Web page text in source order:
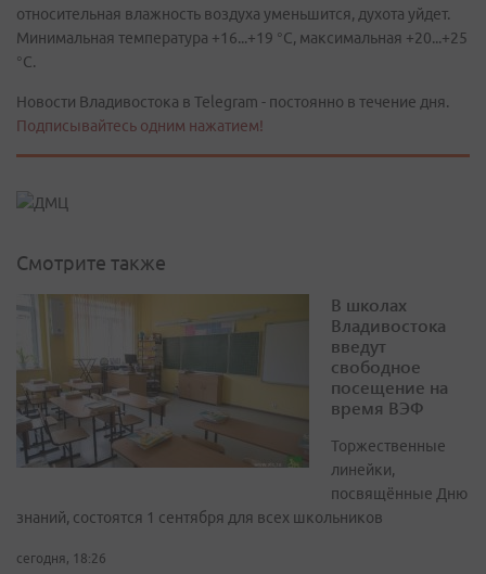
относительная влажность воздуха уменьшится, духота уйдет.
Минимальная температура +16...+19 °С, максимальная +20...+25
°С.
Новости Владивостока в Telegram - постоянно в течение дня.
Подписывайтесь одним нажатием!
Смотрите также
В школах
Владивостока
введут
свободное
посещение на
время ВЭФ
Торжественные
линейки,
посвящённые Дню
знаний, состоятся 1 сентября для всех школьников
сегодня, 18:26